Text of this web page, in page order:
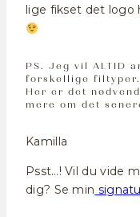
lige fikset det logo
PS. Jeg vil ALTID
forskellige
Her er det
mere om det
Kamilla
Psst…! Vil du vide
dig? Se min